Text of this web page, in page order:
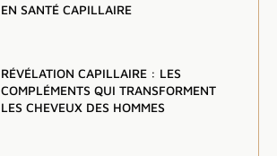
EN SANTÉ CAPILLAIRE
RÉVÉLATION CAPILLAIRE : LES
COMPLÉMENTS QUI TRANSFORMENT
LES CHEVEUX DES HOMMES